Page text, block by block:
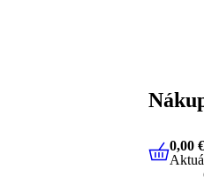
0,00
0,00 €